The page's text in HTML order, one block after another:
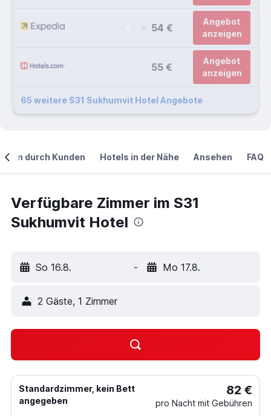
54 €
Angebot
anzeigen
55 €
Angebot
anzeigen
65 weitere S31 Sukhumvit Hotel Angebote
durch Kunden Hotels in der Nähe Ansehen FAQ
Verfügbare Zimmer im S31
Sukhumvit Hotel
So 16.8. - Mo 17.8.
2 Gäste, 1 Zimmer
Standardzimmer, kein Bett
angegeben
82 €
pro Nacht mit Gebühren